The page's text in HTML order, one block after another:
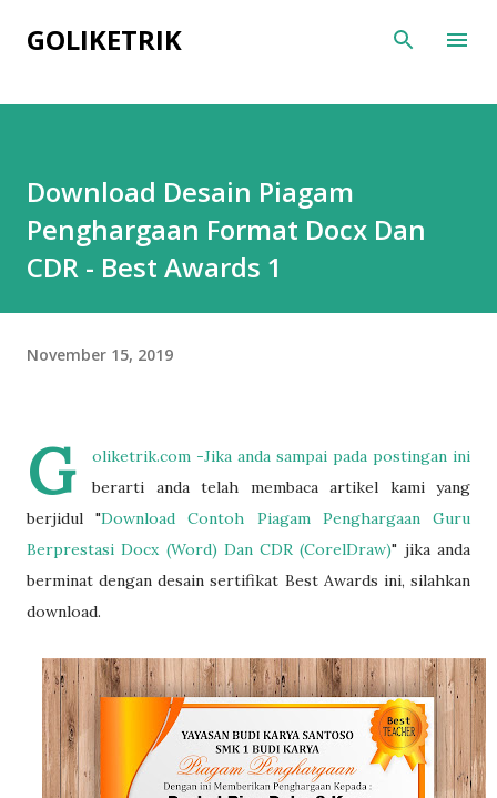
Skip to main content
GOLIKETRIK
Download Desain Piagam
Penghargaan Format Docx Dan
CDR - Best Awards 1
November 15, 2019
G
oliketrik.com -Jika anda sampai pada postingan ini
berarti anda telah membaca artikel kami yang
berjidul "Download Contoh Piagam Penghargaan Guru
Berprestasi Docx (Word) Dan CDR (CorelDraw)" jika anda
berminat dengan desain sertifikat Best Awards ini, silahkan
download.